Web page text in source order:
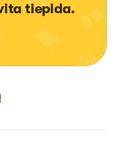
tiepida.